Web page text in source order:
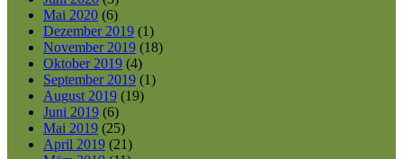
Mai 2020 (6)
Dezember 2019 (1)
November 2019 (18)
Oktober 2019 (4)
September 2019 (1)
August 2019 (19)
Juni 2019 (6)
Mai 2019 (25)
April 2019 (21)